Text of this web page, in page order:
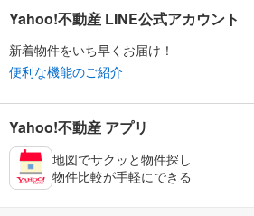
Yahoo!不動産 LINE公式アカウント
新着物件をいち早くお届け！
便利な機能のご紹介
Yahoo!不動産 アプリ
地図でサクッと物件探し
物件比較が手軽にできる